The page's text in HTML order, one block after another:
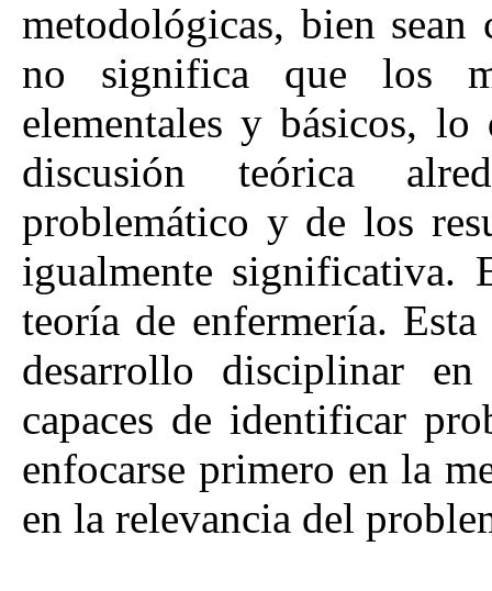
metodológicas, bien
no significa que los
elementales y básicos,
discusión teórica
problemático y de los
igualmente significativa.
teoría de enfermería.
desarrollo disciplinar
capaces de identificar
enfocarse primero en la
en la relevancia del